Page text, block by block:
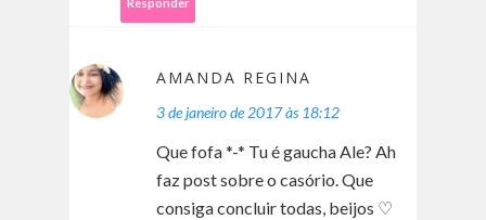
AMANDA REGINA
3 de janeiro de 2017 às 18:12
Que fofa *-* Tu é gaucha Ale? Ah
faz post sobre o casório. Que
consiga concluir todas, beijos ♡